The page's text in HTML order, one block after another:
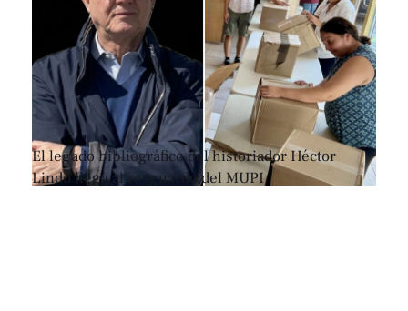
El legado bibliográfico del historiador Héctor
Lindo llega al resguardo del MUPI